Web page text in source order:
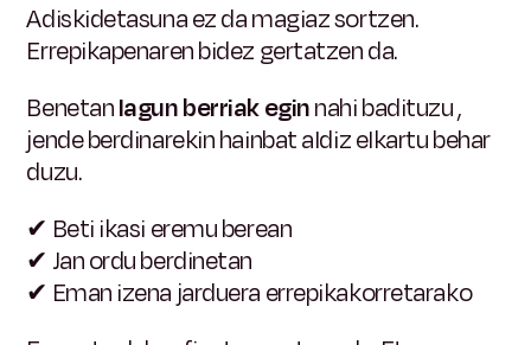
Adiskidetasuna ez da magiaz sortzen.
Errepikapenaren bidez gertatzen da.
Benetanlagun berriak eginnahi badituzu,
jende berdinarekin hainbat aldiz elkartu behar
duzu.
✔ Beti ikasi eremu berean
✔ Jan ordu berdinetan
✔ Eman izena jarduera errepikakorretarako